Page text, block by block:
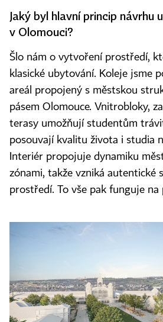
Jaký byl hlavní princip návrhu
v Olomouci?
Šlo nám o vytvoření prostředí,
klasické ubytování. Koleje jsme
areál propojený s městskou
pásem Olomouce. Vnitrobloky,
terasy umožňují studentům
posouvají kvalitu života i studia
Interiér propojuje dynamiku
zónami, takže vzniká autentické
prostředí. To vše pak funguje na